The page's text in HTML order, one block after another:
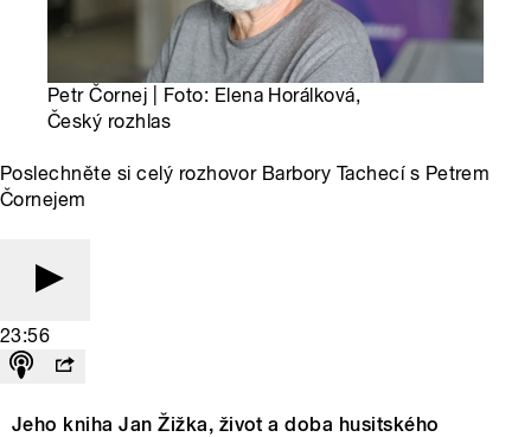
Petr Čornej | Foto: Elena Horálková,
Český rozhlas
Poslechněte si celý rozhovor Barbory Tachecí s Petrem
Čornejem
23:56
Jeho kniha Jan Žižka, život a doba husitského